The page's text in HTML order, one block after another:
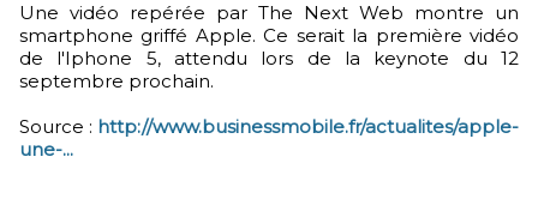
Une vidéo repérée par The Next Web montre un
smartphone griffé Apple. Ce serait la première vidéo
de l'Iphone 5, attendu lors de la keynote du 12
septembre prochain.
Source : http://www.businessmobile.fr/actualites/apple-
une-...